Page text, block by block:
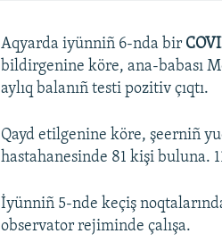
Aqyarda iyünniñ 6-nda bir
bildirgenine köre, ana-babası
aylıq balanıñ testi pozitiv çıqtı.
Qayd etilgenine köre, şeerniñ
hastahanesinde 81 kişi buluna.
İyünniñ 5-nde keçiş
observator rejiminde çalışa.